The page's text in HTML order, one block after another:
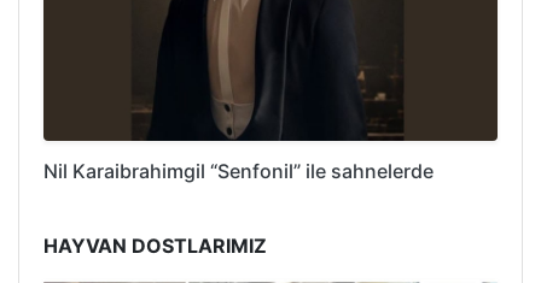
Nil Karaibrahimgil “Senfonil” ile sahnelerde
HAYVAN DOSTLARIMIZ